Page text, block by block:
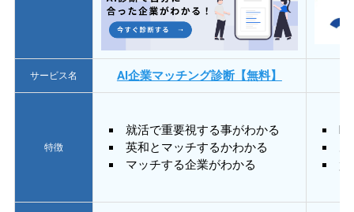
サービス名 AI企業マッチング診断【無料】
特徴
就活で重要視する事がわかる
英和とマッチするかわかる
マッチする企業がわかる
質